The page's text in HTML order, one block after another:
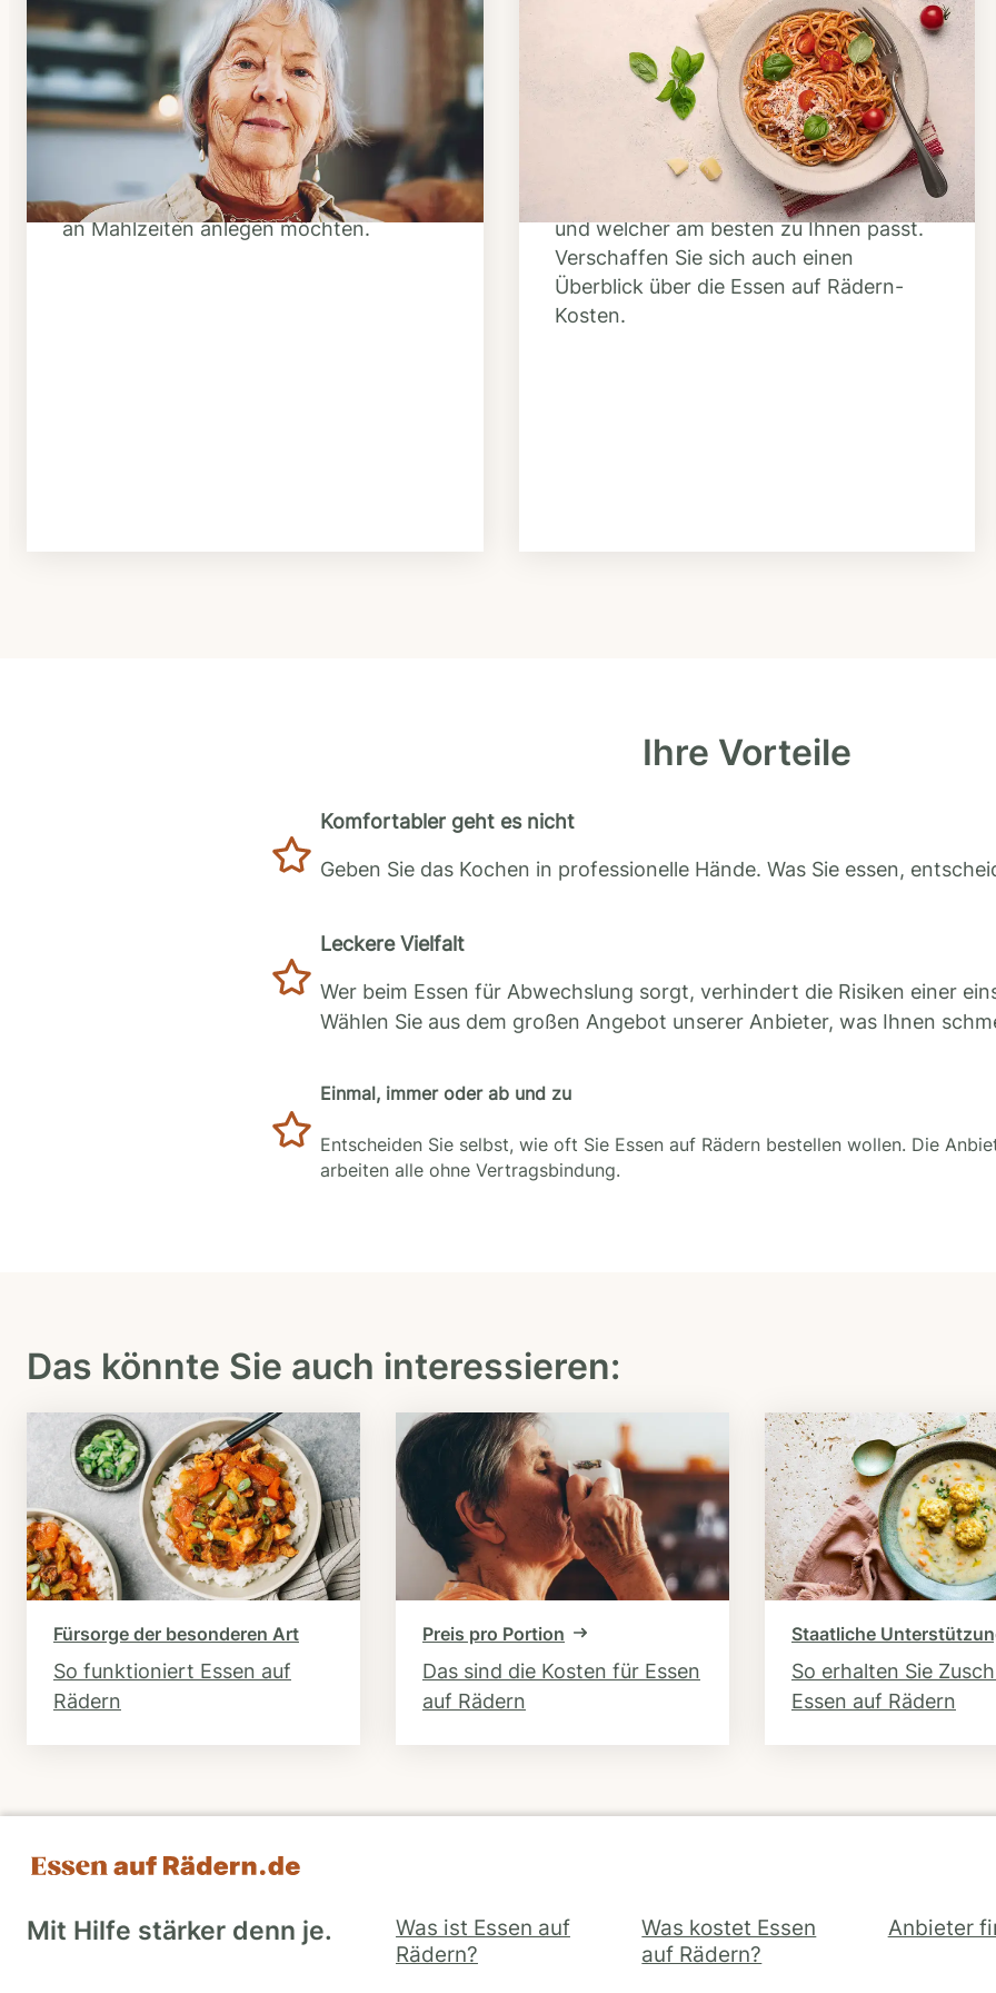
Schritt 1
Klarheit schaffen
Überlegen Sie, ob Ihnen das Essen
täglich verzehrfertig geliefert werden
soll oder Sie sich einen Tiefkühl-Vorrat
an Mahlzeiten anlegen möchten.
Schritt 2
Anbieter finden
Nutzen Sie unsere große Mahlzeiten-
Dienst-Suche, um herauszufinden,
welche Anbieter es in Ihrer Region gibt
und welcher am besten zu Ihnen passt.
Verschaffen Sie sich auch einen
Überblick über die Essen auf Rädern-
Kosten.
Ihre Vorteile
Komfortabler geht es nicht
Geben Sie das Kochen in professionelle Hände. Was Sie essen,
Leckere Vielfalt
Wer beim Essen für Abwechslung sorgt, verhindert die Risiken einer
Wählen Sie aus dem großen Angebot unserer Anbieter, was Ihnen
Einmal, immer oder ab und zu
Entscheiden Sie selbst, wie oft Sie Essen auf Rädern bestellen wollen. Die
arbeiten alle ohne Vertragsbindung.
Das könnte Sie auch interessieren:
Fürsorge der besonderen Art
So funktioniert Essen auf
Rädern
Preis pro Portion
Das sind die Kosten für Essen
auf Rädern
Staatliche
So erhalten Sie
Essen auf Rädern
Mit Hilfe stärker denn je.
Was ist Essen auf
Rädern?
Was kostet Essen
auf Rädern?
Anbieter